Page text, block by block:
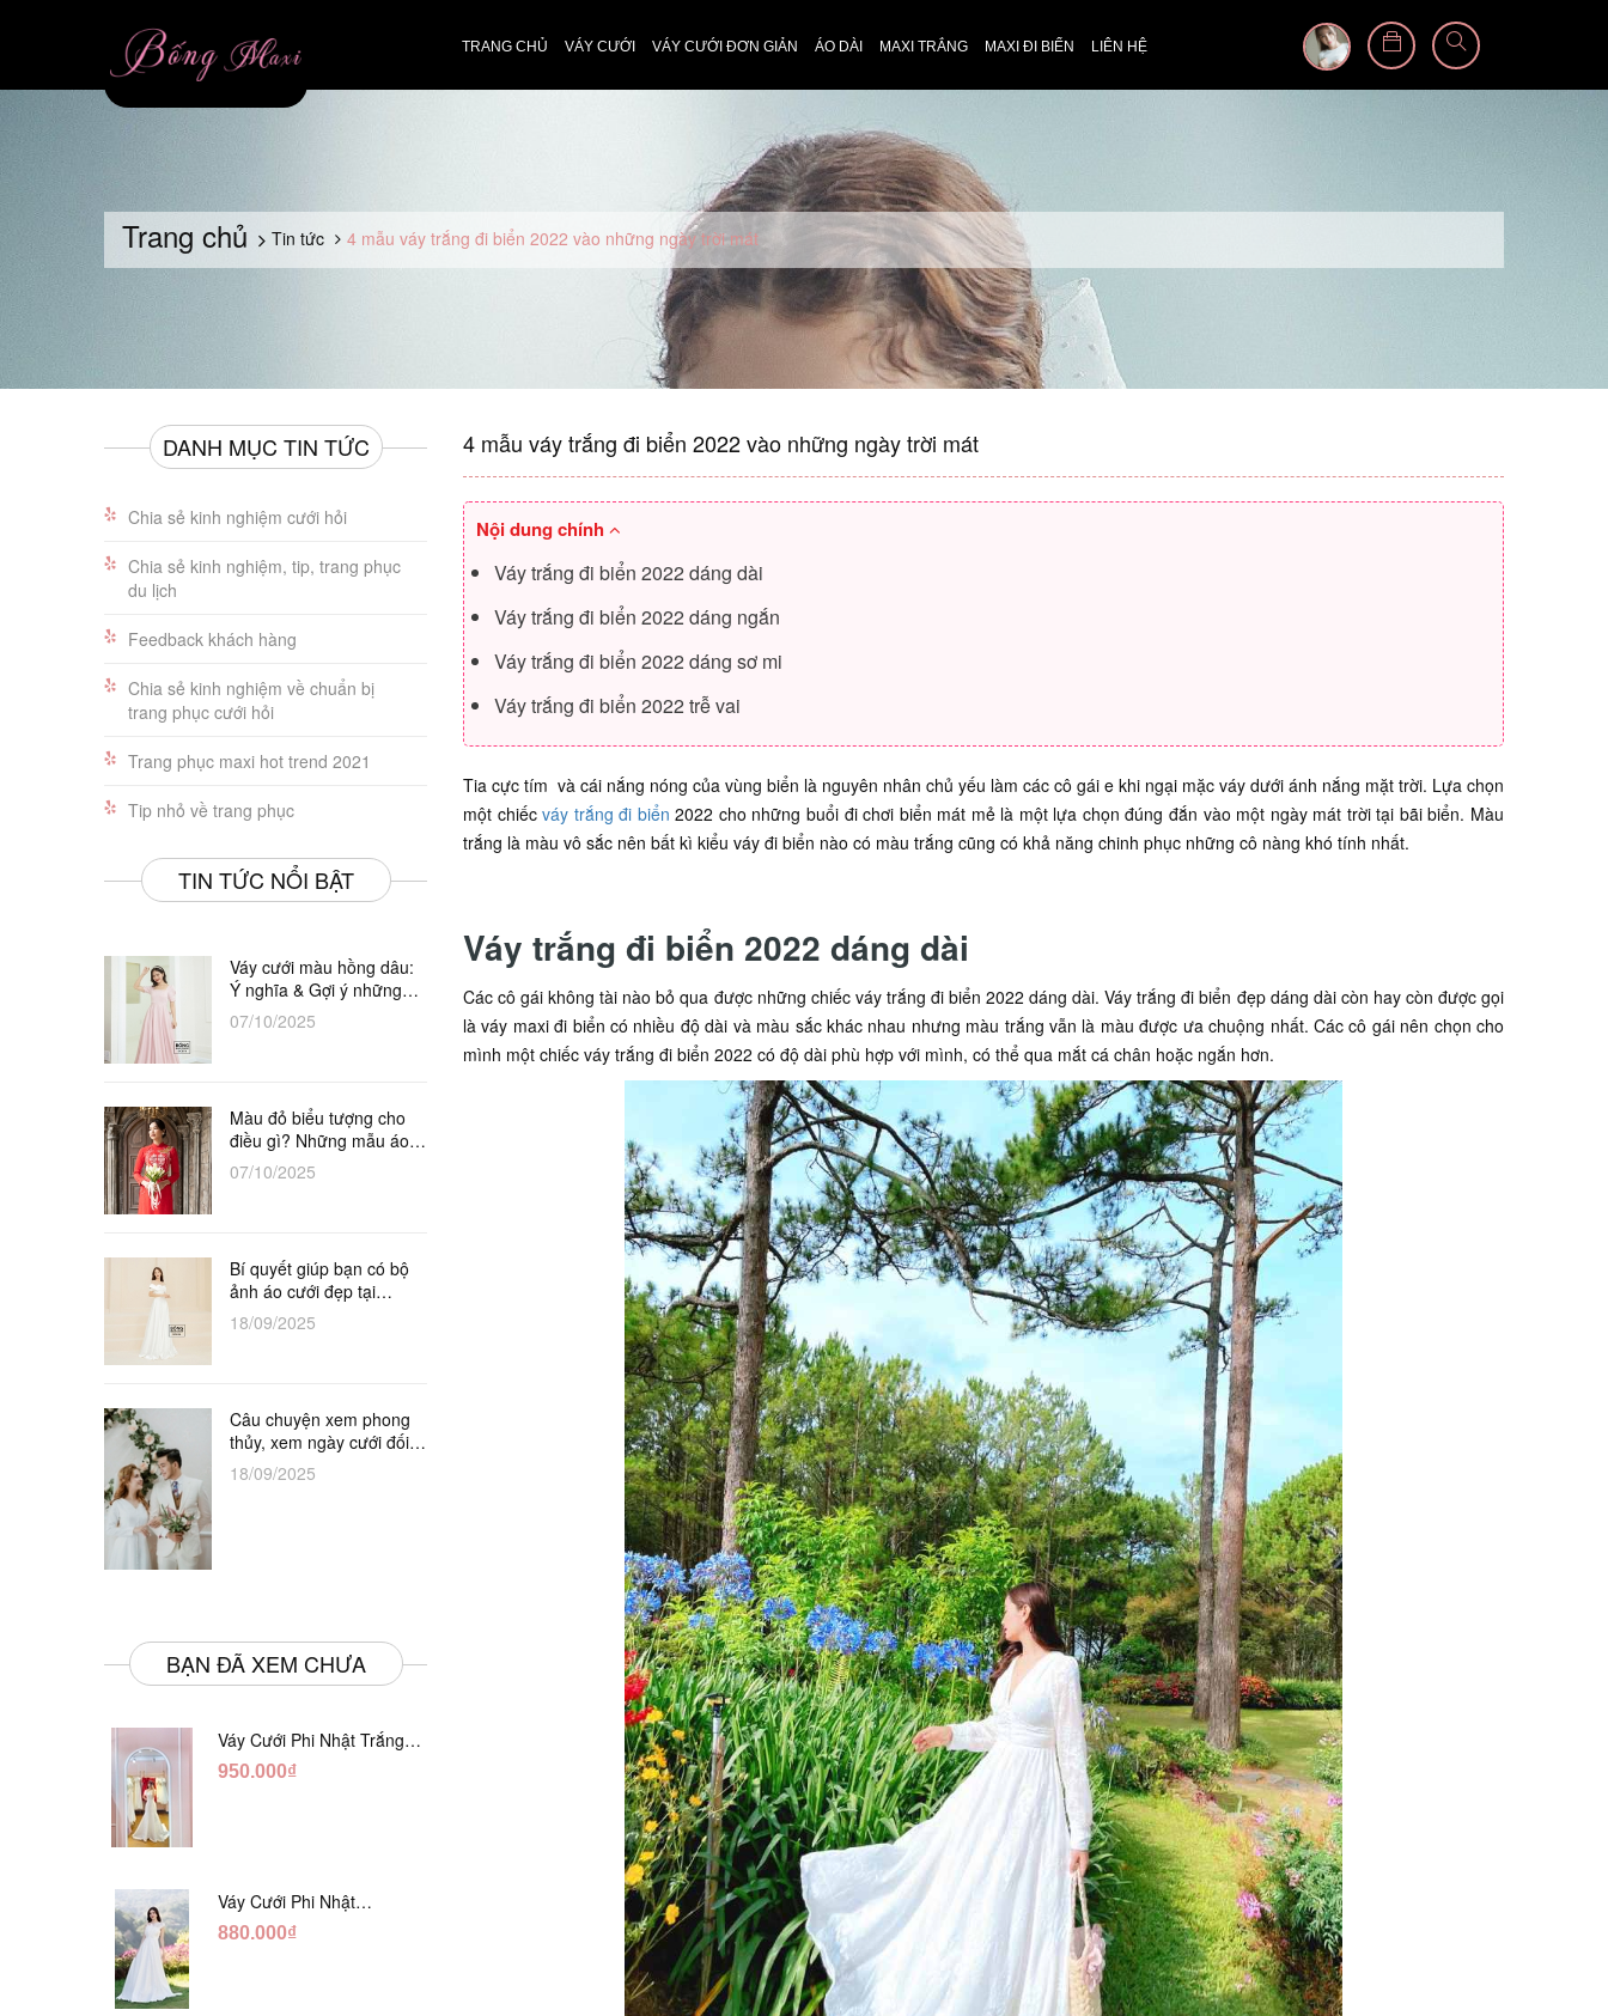
TRANG CHỦ VÁY CƯỚI VÁY CƯỚI ĐƠN GIẢN ÁO DÀI MAXI TRẮNG MAXI ĐI BIỂN LIÊN HỆ
Trang chủ Tin tức 4 mẫu váy trắng đi biển 2022 vào những ngày trời mát
4 mẫu váy trắng đi biển 2022 vào những ngày trời mát
Nội dung chính
Váy trắng đi biển 2022 dáng dài
Váy trắng đi biển 2022 dáng ngắn
Váy trắng đi biển 2022 dáng sơ mi
Váy trắng đi biển 2022 trễ vai
Tia cực tím và cái nắng nóng của vùng biển là nguyên nhân chủ yếu làm các cô gái e khi ngại mặc váy dưới ánh nắng mặt trời. Lựa chọn
một chiếcváy trắng đi biển 2022 cho những buổi đi chơi biển mát mẻ là một lựa chọn đúng đắn vào một ngày mát trời tại bãi biển. Màu
trắng là màu vô sắc nên bất kì kiểu váy đi biển nào có màu trắng cũng có khả năng chinh phục những cô nàng khó tính nhất.
Váy trắng đi biển 2022 dáng dài
Các cô gái không tài nào bỏ qua được những chiếc váy trắng đi biển 2022 dáng dài. Váy trắng đi biển đẹp dáng dài còn hay còn được gọi
là váy maxi đi biển có nhiều độ dài và màu sắc khác nhau nhưng màu trắng vẫn là màu được ưa chuộng nhất. Các cô gái nên chọn cho
mình một chiếc váy trắng đi biển 2022 có độ dài phù hợp với mình, có thể qua mắt cá chân hoặc ngắn hơn.
DANH MỤC TIN TỨC
Chia sẻ kinh nghiệm cưới hỏi
Chia sẻ kinh nghiệm, tip, trang phục
du lịch
Feedback khách hàng
Chia sẻ kinh nghiệm về chuẩn bị
trang phục cưới hỏi
Trang phục maxi hot trend 2021
Tip nhỏ về trang phục
TIN TỨC NỔI BẬT
Váy cưới màu hồng dâu:
Ý nghĩa & Gợi ý những
thiết kế đẹp nhất
07/10/2025
Màu đỏ biểu tượng cho
điều gì? Những mẫu áo
dài đỏ cô dâu tuyệt đẹp
07/10/2025
Bí quyết giúp bạn có bộ
ảnh áo cưới đẹp tại
Studio
18/09/2025
Câu chuyện xem phong
thủy, xem ngày cưới đối
với vợ chồng khắc tuổi
18/09/2025
BẠN ĐÃ XEM CHƯA
Váy Cưới Phi Nhật Trắng
Đuôi Cá DC998
950.000₫
Váy Cưới Phi Nhật
Trắng Cúp Chéo DC543
880.000₫